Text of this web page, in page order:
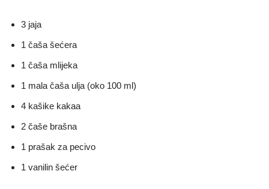
3 jaja
1 čaša šećera
1 čaša mlijeka
1 mala čaša ulja (oko 100 ml)
4 kašike kakaa
2 čaše brašna
1 prašak za pecivo
1 vanilin šećer